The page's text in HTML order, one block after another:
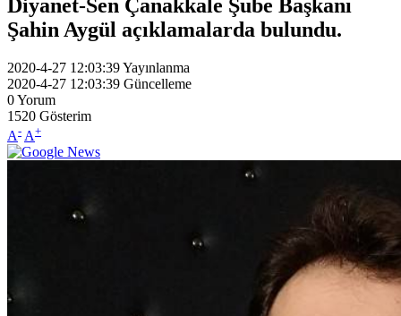
Diyanet-Sen Çanakkale Şube Başkanı
Şahin Aygül açıklamalarda bulundu.
2020-4-27 12:03:39Yayınlanma
2020-4-27 12:03:39 Güncelleme
0Yorum
1520 Gösterim
A- A+